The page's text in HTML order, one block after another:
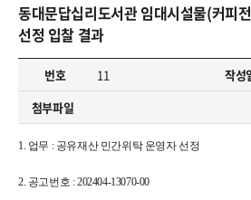
동대문답십리도서관 임대시설물(커피
선정 입찰 결과
번호 11 작성
첨부파일
1. 업무 : 공유재산 민간위탁 운영자 선정
2. 공고번호 : 202404-13070-00